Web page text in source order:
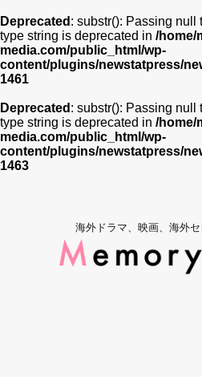
Deprecated : substr(): Passing null
type string is deprecated in /home/
media.com/public_html/wp-
content/plugins/newstatpress/
1461
Deprecated : substr(): Passing null
type string is deprecated in /home/
media.com/public_html/wp-
content/plugins/newstatpress/
1463
海外ドラマ、映画、海外